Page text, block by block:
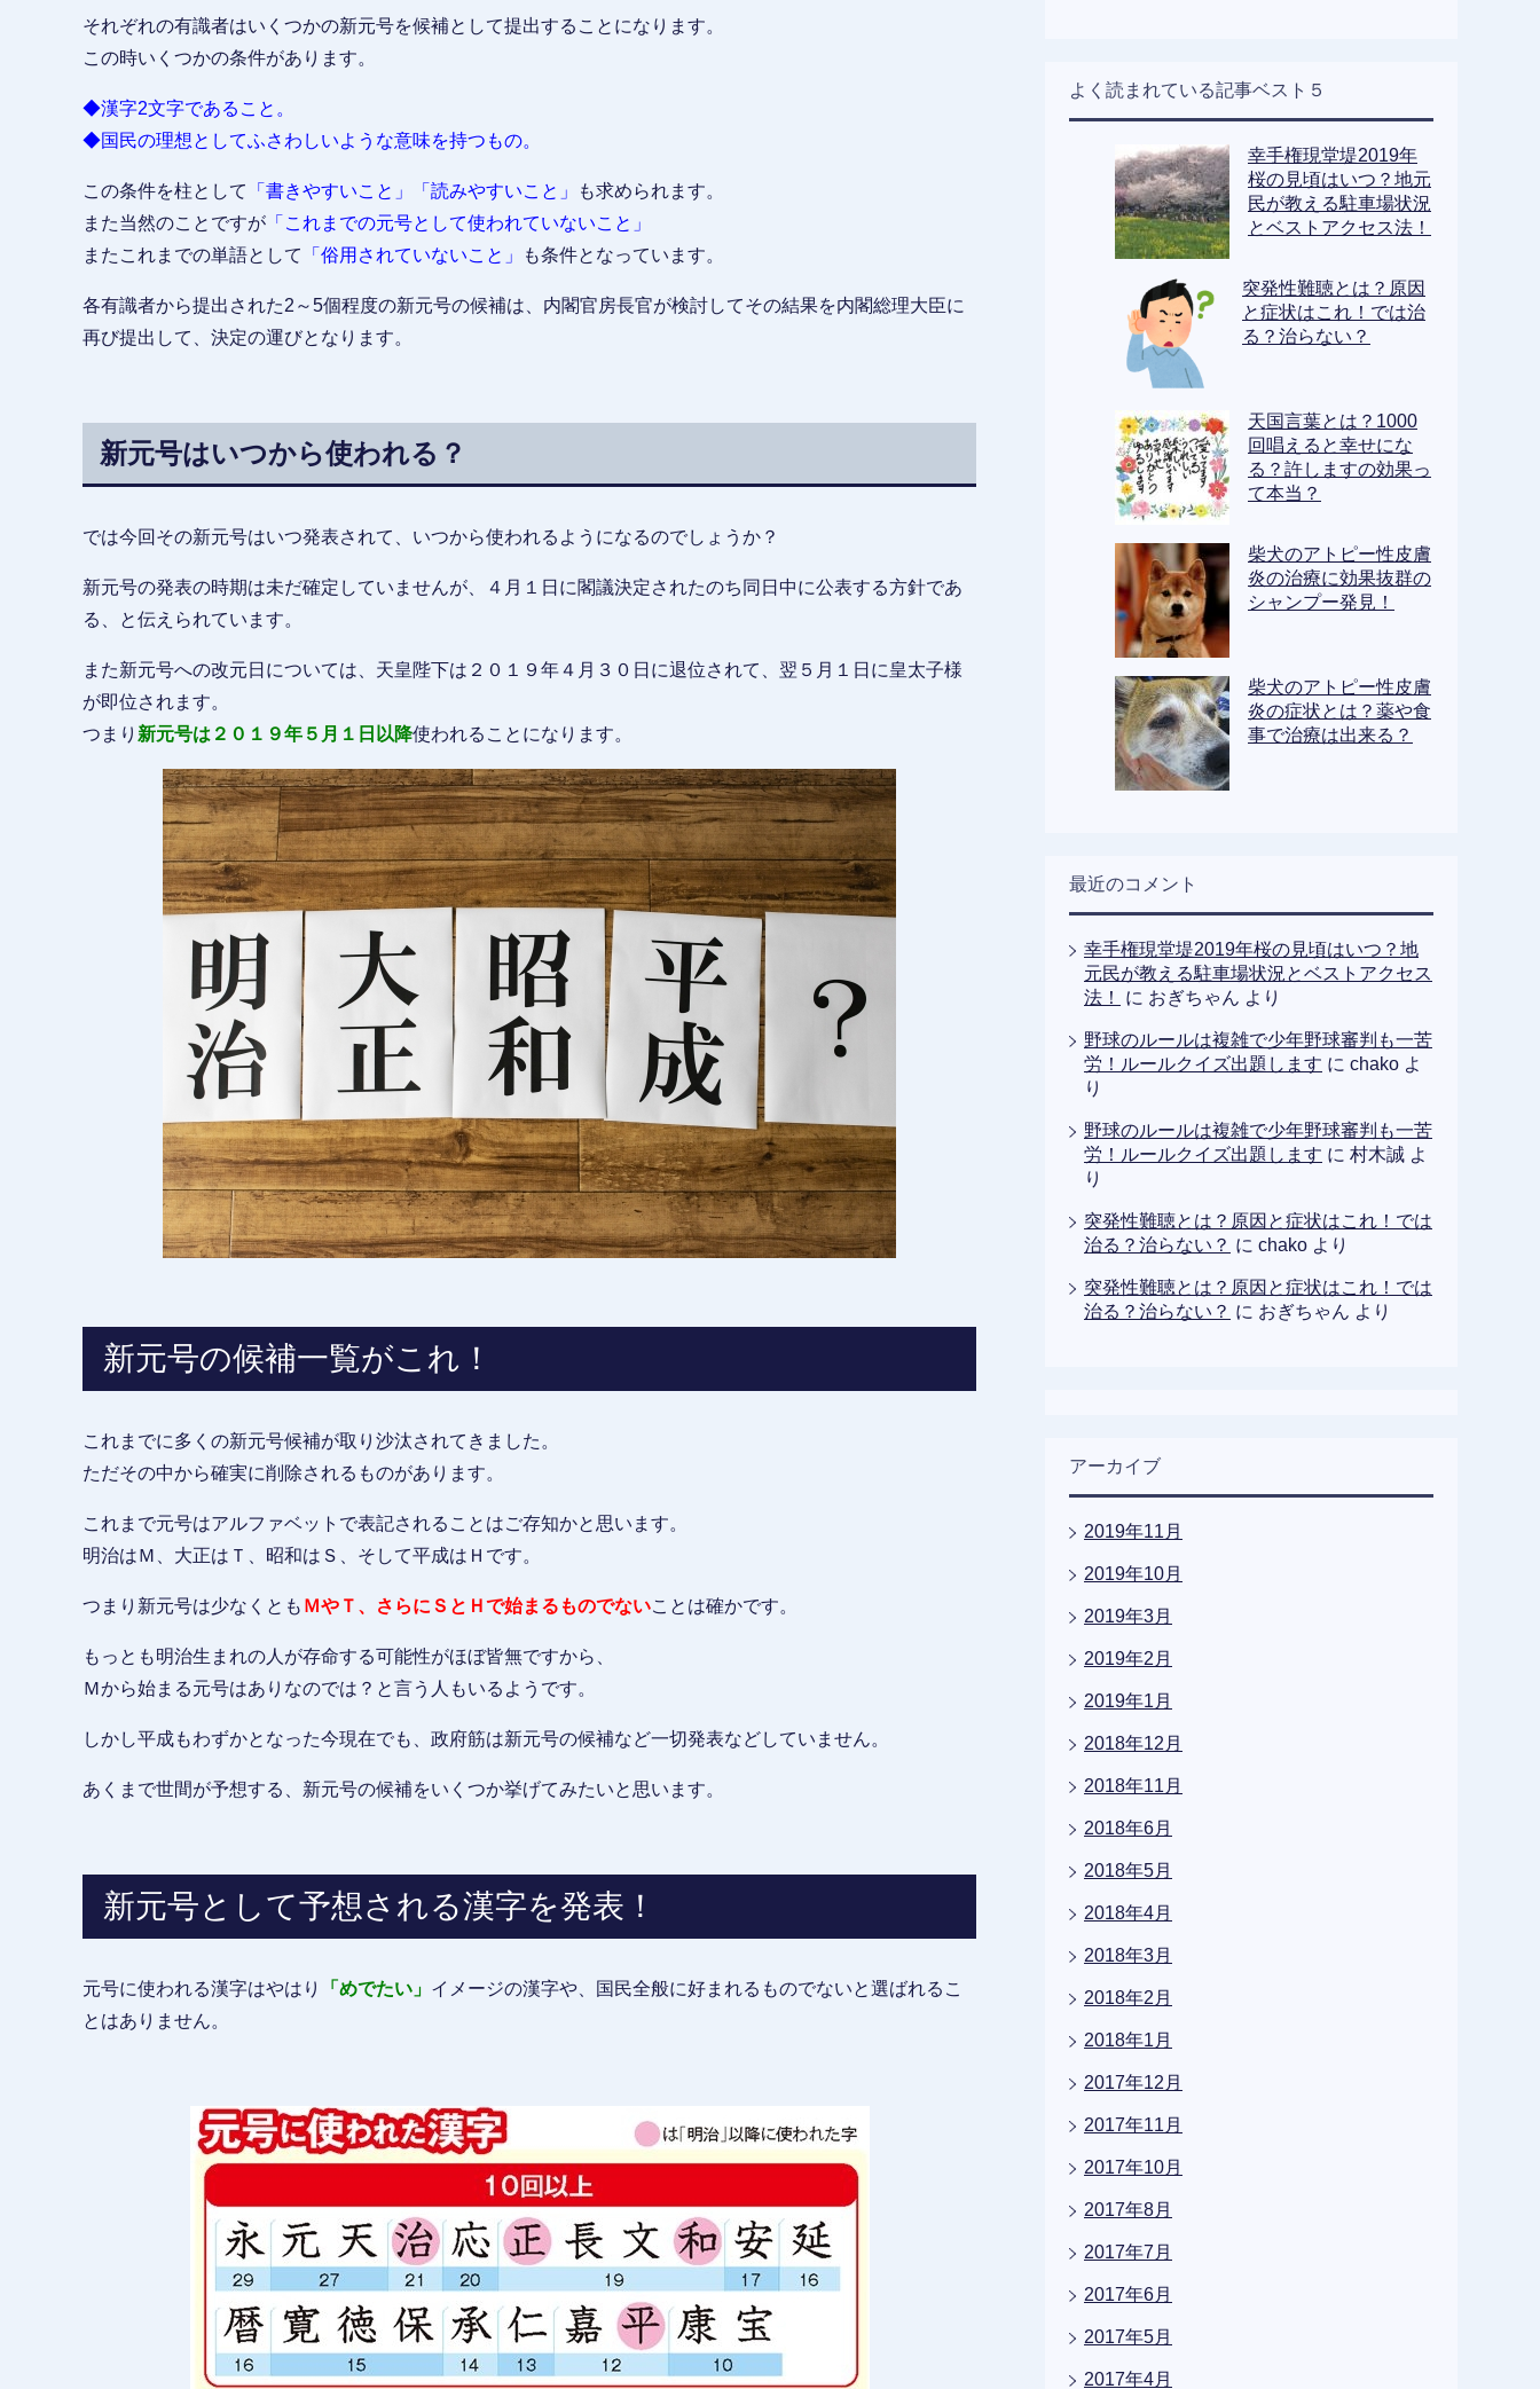
それぞれの有識者はいくつかの新元号を候補として提出することになります。
この時いくつかの条件があります。
◆漢字2文字であること。
◆国民の理想としてふさわしいような意味を持つもの。
この条件を柱として 「書きやすいこと」「読みやすいこと」
も求められます。
また当然のことですが 「これまでの元号として使われていないこと」
またこれまでの単語として
「俗用されていないこと」 も条件となっています。
各有識者から提出された2～5個程度の新元号の候補は、内閣官房長官が検討してその結果を内閣総理大臣に
再び提出して、決定の運びとなります。
新元号はいつから使われる？
では今回その新元号はいつ発表されて、いつから使われるようになるのでしょうか？
新元号の発表の時期は未だ確定していませんが、４月１日に閣議決定されたのち同日中に公表する方針であ
る、と伝えられています。
また新元号への改元日については、天皇陛下は２０１９年４月３０日に退位されて、翌５月１日に皇太子様
が即位されます。
つまり 新元号は２０１９年５月１日以降使われることになります。
新元号の候補一覧がこれ！
これまでに多くの新元号候補が取り沙汰されてきました。
ただその中から確実に削除されるものがあります。
これまで元号はアルファベットで表記されることはご存知かと思います。
明治はＭ、大正はＴ、昭和はＳ、そして平成はＨです。
つまり新元号は少なくとも ＭやＴ、さらにＳとＨで始まるものでないことは確かです。
もっとも明治生まれの人が存命する可能性がほぼ皆無ですから、
Ｍから始まる元号はありなのでは？と言う人もいるようです。
しかし平成もわずかとなった今現在でも、政府筋は新元号の候補など一切発表などしていません。
あくまで世間が予想する、新元号の候補をいくつか挙げてみたいと思います。
新元号として予想される漢字を発表！
元号に使われる漢字はやはり 「めでたい」 イメージの漢字や、国民全般に好まれるものでないと選ばれるこ
とはありません。
よく読まれている記事ベスト５
幸手権現堂堤2019年
桜の見頃はいつ？地元
民が教える駐車場状況
とベストアクセス法！
突発性難聴とは？原因
と症状はこれ！では治
る？治らない？
天国言葉とは？1000
回唱えると幸せにな
る？許しますの効果っ
て本当？
柴犬のアトピー性皮膚
炎の治療に効果抜群の
シャンプー発見！
柴犬のアトピー性皮膚
炎の症状とは？薬や食
事で治療は出来る？
最近のコメント
幸手権現堂堤2019年桜の見頃はいつ？地
元民が教える駐車場状況とベストアクセス
法！
に おぎちゃん より
野球のルールは複雑で少年野球審判も一苦
労！ルールクイズ出題します に chako よ
り
野球のルールは複雑で少年野球審判も一苦
労！ルールクイズ出題します に 村木誠 よ
り
突発性難聴とは？原因と症状はこれ！では
治る？治らない？ に chako より
突発性難聴とは？原因と症状はこれ！では
治る？治らない？ に おぎちゃん より
アーカイブ
2019年11月
2019年10月
2019年3月
2019年2月
2019年1月
2018年12月
2018年11月
2018年6月
2018年5月
2018年4月
2018年3月
2018年2月
2018年1月
2017年12月
2017年11月
2017年10月
2017年8月
2017年7月
2017年6月
2017年5月
2017年4月